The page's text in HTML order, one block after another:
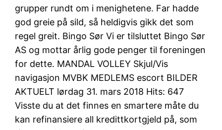
grupper rundt om i menighetene. Far hadde
god greie på sild, så heldigvis gikk det som
regel greit. Bingo Sør Vi er tilsluttet Bingo Sør
AS og mottar årlig gode penger til foreningen
for dette. MANDAL VOLLEY Skjul/Vis
navigasjon MVBK MEDLEMS escort BILDER
AKTUELT lørdag 31. mars 2018 Hits: 647
Visste du at det finnes en smartere måte du
kan refinansiere all kredittkortgjeld på, som